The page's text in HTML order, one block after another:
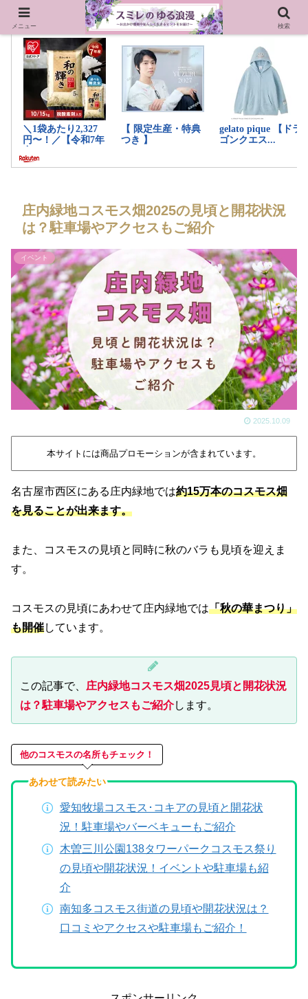
庄内緑地コスモス畑2025の見頃と開花状況
は？駐車場やアクセスもご紹介
イベント
2025.10.09
本サイトには商品プロモーションが含まれています。
名古屋市西区にある庄内緑地では約15万本のコスモス畑
を見ることが出来ます。
また、コスモスの見頃と同時に秋のバラも見頃を迎えま
す。
コスモスの見頃にあわせて庄内緑地では「秋の華まつり」
も開催しています。
この記事で、 庄内緑地コスモス畑2025見頃と開花状況
は？駐車場やアクセスもご紹介します。
他のコスモスの名所もチェック！
あわせて読みたい
愛知牧場コスモス･コキアの見頃と開花状
況！駐車場やバーベキューもご紹介
木曽三川公園138タワーパークコスモス祭り
の見頃や開花状況！イベントや駐車場も紹
介
南知多コスモス街道の見頃や開花状況は？
口コミやアクセスや駐車場もご紹介！
メニュー 検索